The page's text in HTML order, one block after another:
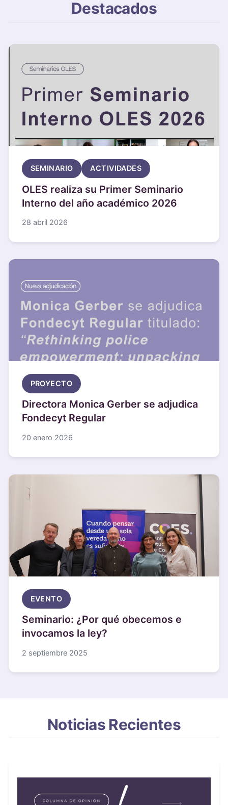
Destacados
SEMINARIO ACTIVIDADES
OLES realiza su Primer Seminario
Interno del año académico 2026
28 abril 2026
PROYECTO
Directora Monica Gerber se adjudica
Fondecyt Regular
20 enero 2026
EVENTO
Seminario: ¿Por qué obecemos e
invocamos la ley?
2 septiembre 2025
Noticias Recientes